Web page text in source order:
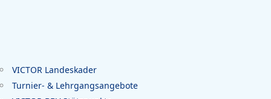
VICTOR Landeskader
Turnier- & Lehrgangsangebote